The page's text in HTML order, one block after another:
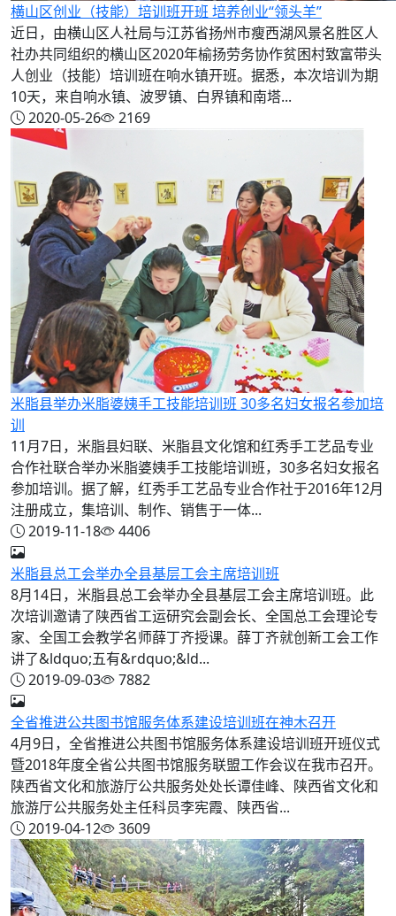
横山区创业（技能）培训班开班 培养创业“领头羊”
近日，由横山区人社局与江苏省扬州市瘦西湖风景名胜区人
社办共同组织的横山区2020年榆扬劳务协作贫困村致富带头
人创业（技能）培训班在响水镇开班。据悉，本次培训为期
10天，来自响水镇、波罗镇、白界镇和南塔...
2020-05-26
2169
米脂县举办米脂婆姨手工技能培训班 30多名妇女报名参加培
训
11月7日，米脂县妇联、米脂县文化馆和红秀手工艺品专业
合作社联合举办米脂婆姨手工技能培训班，30多名妇女报名
参加培训。据了解，红秀手工艺品专业合作社于2016年12月
注册成立，集培训、制作、销售于一体...
2019-11-18
4406
米脂县总工会举办全县基层工会主席培训班
8月14日，米脂县总工会举办全县基层工会主席培训班。此
次培训邀请了陕西省工运研究会副会长、全国总工会理论专
家、全国工会教学名师薛丁齐授课。薛丁齐就创新工会工作
讲了&ldquo;五有&rdquo;&ld...
2019-09-03
7882
全省推进公共图书馆服务体系建设培训班在神木召开
4月9日，全省推进公共图书馆服务体系建设培训班开班仪式
暨2018年度全省公共图书馆服务联盟工作会议在我市召开。
陕西省文化和旅游厅公共服务处处长谭佳峰、陕西省文化和
旅游厅公共服务处主任科员李宪霞、陕西省...
2019-04-12
3609